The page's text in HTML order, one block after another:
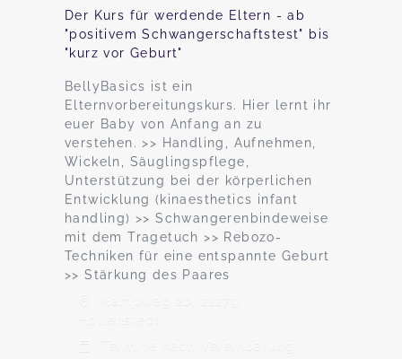
Der Kurs für werdende Eltern - ab
"positivem Schwangerschaftstest" bis
"kurz vor Geburt"
BellyBasics ist ein
Elternvorbereitungskurs. Hier lernt ihr
euer Baby von Anfang an zu
verstehen. >> Handling, Aufnehmen,
Wickeln, Säuglingspflege,
Unterstützung bei der körperlichen
Entwicklung (kinaesthetics infant
handling) >> Schwangerenbindeweise
mit dem Tragetuch >> Rebozo-
Techniken für eine entspannte Geburt
>> Stärkung des Paares
Kampweg 2b, 21279
Hollenstedt
Termine nach Vereinbarung